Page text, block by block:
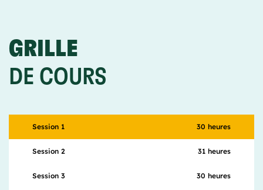
GRILLE
DE COURS
Session 1 30 heures
Session 2 31 heures
Session 3 30 heures